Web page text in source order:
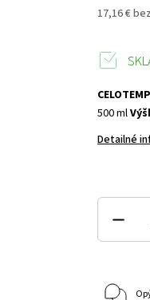
17,16 €
500 ml
Detailné